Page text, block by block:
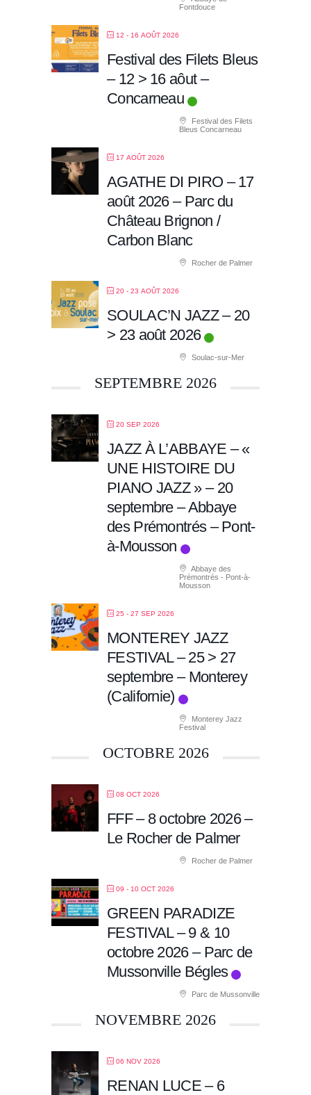
Fontdouce
12 - 16 AOÛT 2026
Festival des Filets Bleus
– 12 > 16 aôut –
Concarneau
Festival des Filets
Bleus Concarneau
17 AOÛT 2026
AGATHE DI PIRO – 17
août 2026 – Parc du
Château Brignon /
Carbon Blanc
Rocher de Palmer
20 - 23 AOÛT 2026
SOULAC’N JAZZ – 20
> 23 août 2026
Soulac-sur-Mer
SEPTEMBRE 2026
20 SEP 2026
JAZZ À L’ABBAYE – «
UNE HISTOIRE DU
PIANO JAZZ » – 20
septembre – Abbaye
des Prémontrés – Pont-
à-Mousson
Abbaye des
Prémontrés - Pont-à-
Mousson
25 - 27 SEP 2026
MONTEREY JAZZ
FESTIVAL – 25 > 27
septembre – Monterey
(Californie)
Monterey Jazz
Festival
OCTOBRE 2026
08 OCT 2026
FFF – 8 octobre 2026 –
Le Rocher de Palmer
Rocher de Palmer
09 - 10 OCT 2026
GREEN PARADIZE
FESTIVAL – 9 & 10
octobre 2026 – Parc de
Mussonville Bégles
Parc de Mussonville
NOVEMBRE 2026
06 NOV 2026
RENAN LUCE – 6